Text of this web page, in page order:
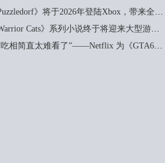
》将于2026年登陆Xbox，带来全新谜题
Cats》系列小说终于将迎来大型游戏改编
简直太难看了”——Netflix 为《GTA6》加长版预览设置付费门槛引发粉丝不满